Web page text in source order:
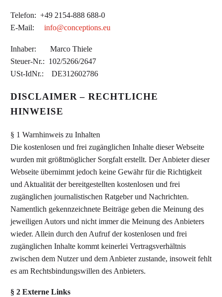
Telefon: +49 2154-888 688-0
E-Mail: info@conceptions.eu
Inhaber: Marco Thiele
Steuer-Nr.: 102/5266/2647
USt-IdNr.: DE312602786
DISCLAIMER – RECHTLICHE
HINWEISE
§ 1 Warnhinweis zu Inhalten
Die kostenlosen und frei zugänglichen Inhalte dieser Webseite
wurden mit größtmöglicher Sorgfalt erstellt. Der Anbieter dieser
Webseite übernimmt jedoch keine Gewähr für die Richtigkeit
und Aktualität der bereitgestellten kostenlosen und frei
zugänglichen journalistischen Ratgeber und Nachrichten.
Namentlich gekennzeichnete Beiträge geben die Meinung des
jeweiligen Autors und nicht immer die Meinung des Anbieters
wieder. Allein durch den Aufruf der kostenlosen und frei
zugänglichen Inhalte kommt keinerlei Vertragsverhältnis
zwischen dem Nutzer und dem Anbieter zustande, insoweit fehlt
es am Rechtsbindungswillen des Anbieters.
§ 2 Externe Links